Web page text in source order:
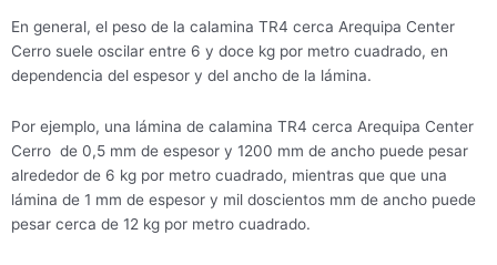
En general, el peso de la calamina TR4 cerca Arequipa Center
Cerro suele oscilar entre 6 y doce kg por metro cuadrado, en
dependencia del espesor y del ancho de la lámina.
Por ejemplo, una lámina de calamina TR4 cerca Arequipa Center
Cerro de 0,5 mm de espesor y 1200 mm de ancho puede pesar
alrededor de 6 kg por metro cuadrado, mientras que que una
lámina de 1 mm de espesor y mil doscientos mm de ancho puede
pesar cerca de 12 kg por metro cuadrado.